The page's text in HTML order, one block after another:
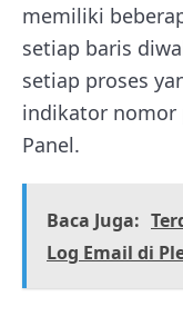
memiliki
setiap baris
setiap proses
indikator nomor
Panel.
Baca Juga:
Log Email di